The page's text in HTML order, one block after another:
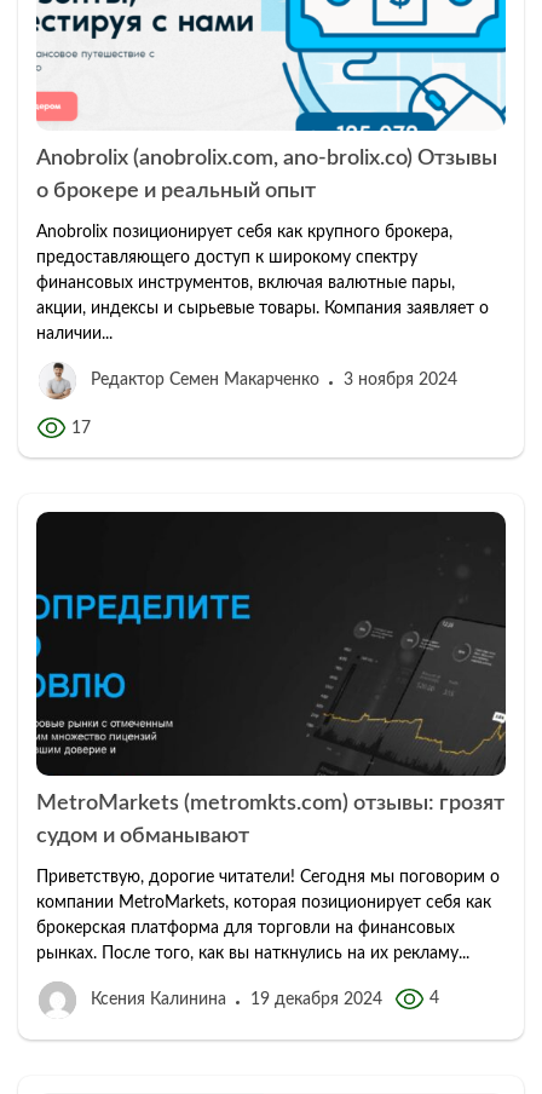
Anobrolix (anobrolix.com, ano-brolix.co) Отзывы
о брокере и реальный опыт
Anobrolix позиционирует себя как крупного брокера,
предоставляющего доступ к широкому спектру
финансовых инструментов, включая валютные пары,
акции, индексы и сырьевые товары. Компания заявляет о
наличии...
Редактор Семен Макарченко 3 ноября 2024
17
MetroMarkets (metromkts.com) отзывы: грозят
судом и обманывают
Приветствую, дорогие читатели! Сегодня мы поговорим о
компании MetroMarkets, которая позиционирует себя как
брокерская платформа для торговли на финансовых
рынках. После того, как вы наткнулись на их рекламу...
Ксения Калинина 19 декабря 2024 4